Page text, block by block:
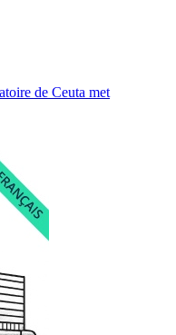
de Ceuta met